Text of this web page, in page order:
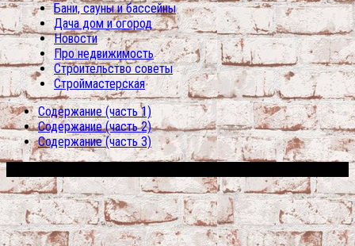
Бани, сауны и бассейны
Дача дом и огород
Новости
Про недвижимость
Строительство советы
Строймастерская
Содержание (часть 1)
Содержание (часть 2)
Содержание (часть 3)